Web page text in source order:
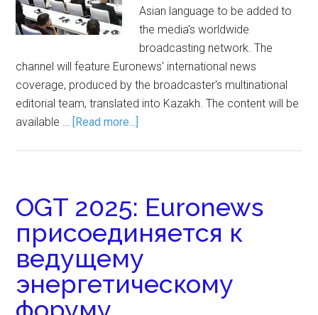
Asian language to be added to
the media's worldwide
broadcasting network. The
channel will feature Euronews' international news
coverage, produced by the broadcaster's multinational
editorial team, translated into Kazakh. The content will be
available … [Read more...]
OGT 2025: Euronews
присоединяется к
ведущему
энергетическому